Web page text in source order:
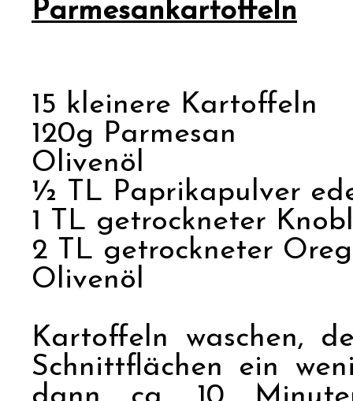
Parmesankartoffeln
15 kleinere Kartoffeln
120g Parmesan
Olivenöl
½ TL Paprikapulver
1 TL getrockneter
2 TL getrockneter
Olivenöl
Kartoffeln waschen,
Schnittflächen ein